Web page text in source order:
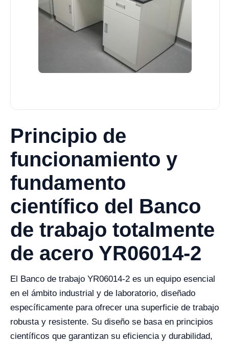
Principio de
funcionamiento y
fundamento
científico del Banco
de trabajo totalmente
de acero YR06014-2
El Banco de trabajo YR06014-2 es un equipo esencial
en el ámbito industrial y de laboratorio, diseñado
específicamente para ofrecer una superficie de trabajo
robusta y resistente. Su diseño se basa en principios
científicos que garantizan su eficiencia y durabilidad,